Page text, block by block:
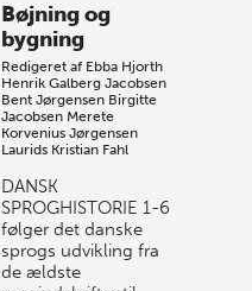
Bøjning og
bygning
Redigeret af Ebba Hjorth
Henrik Galberg Jacobsen
Bent Jørgensen Birgitte
Jacobsen Merete
Korvenius Jørgensen
Laurids Kristian Fahl
DANSK
SPROGHISTORIE 1-6
følger det danske
sprogs udvikling fra
de ældste